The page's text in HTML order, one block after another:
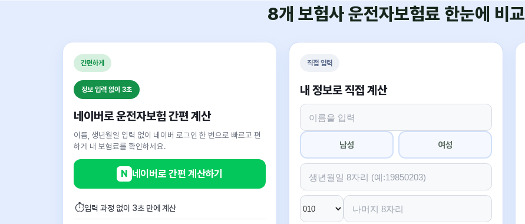
8개 보험사운전자보험료 한눈에 비교
간편하게
정보 입력 없이 3초
네이버로 운전자보험 간편 계산
이름, 생년월일 입력 없이 네이버 로그인 한 번으로 빠르고 편
하게 내 보험료를 확인하세요.
N 네이버로 간편 계산하기
⏱입력 과정 없이 3초 만에 계산
직접 입력
내 정보로 직접 계산
남성 여성